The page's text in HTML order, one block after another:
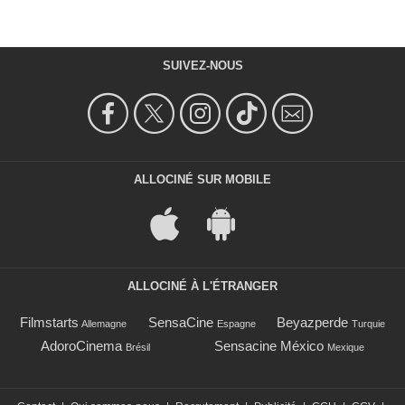
SUIVEZ-NOUS
ALLOCINÉ SUR MOBILE
ALLOCINÉ À L'ÉTRANGER
Filmstarts Allemagne SensaCine Espagne Beyazperde Turquie
AdoroCinema Brésil Sensacine México Mexique